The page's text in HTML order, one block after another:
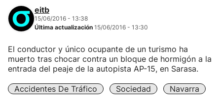
eitb
15/06/2016 - 13:38
Última actualización 15/06/2016 - 13:30
El conductor y único ocupante de un turismo ha
muerto tras chocar contra un bloque de hormigón a la
entrada del peaje de la autopista AP-15, en Sarasa.
Accidentes De Tráfico Sociedad Navarra